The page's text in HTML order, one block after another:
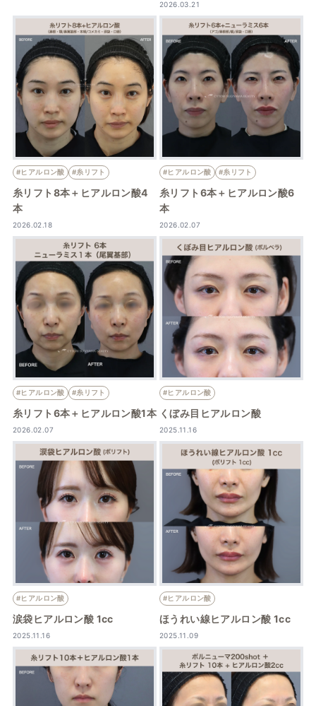
2026.03.21
#ヒアルロン酸 #糸リフト
糸リフト8本＋ヒアルロン酸4
本
2026.02.18
#ヒアルロン酸 #糸リフト
糸リフト6本＋ヒアルロン酸6
本
2026.02.07
#ヒアルロン酸 #糸リフト
糸リフト6本＋ヒアルロン酸1本
2026.02.07
#ヒアルロン酸
くぼみ目ヒアルロン酸
2025.11.16
#ヒアルロン酸
涙袋ヒアルロン酸 1cc
2025.11.16
#ヒアルロン酸
ほうれい線ヒアルロン酸 1cc
2025.11.09